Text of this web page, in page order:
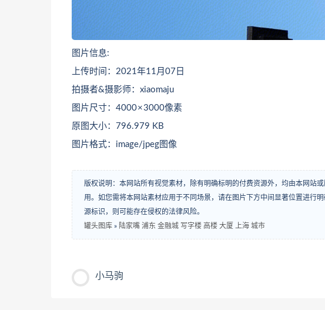
图片信息:
上传时间：2021年11月07日
拍摄者&摄影师：xiaomaju
图片尺寸：4000 × 3000像素
原图大小：796.979 KB
图片格式：image/jpeg图像
版权说明：本网站所有视觉素材，除有明确标明的付费资源外，均由本网站
用。如您需将本网站素材应用于不同场景，请在图片下方中间显著位置进行
源标识，则可能存在侵权的法律风险。
罐头图库 » 陆家嘴 浦东 金融城 写字楼 高楼 大厦 上海 城市
小马驹